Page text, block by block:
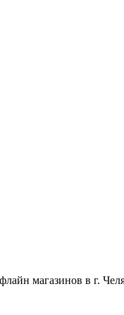
магазинов в г.